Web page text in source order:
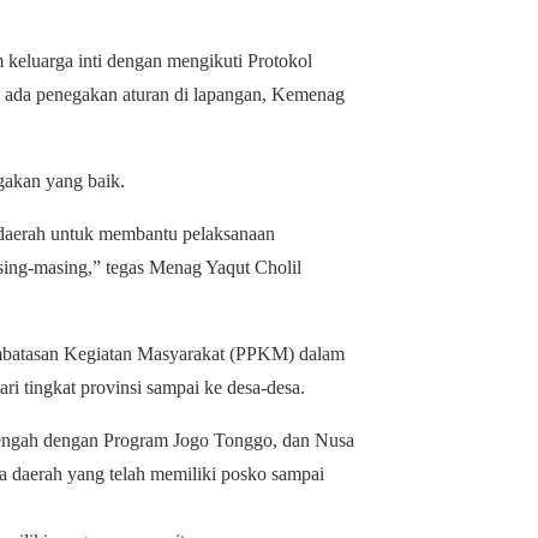
keluarga inti dengan mengikuti Protokol
penegakan aturan di lapangan, Kemenag
yang baik.
untuk membantu pelaksanaan
masing,” tegas Menag Yaqut Cholil
Kegiatan Masyarakat (PPKM) dalam
tingkat provinsi sampai ke desa-desa.
dengan Program Jogo Tonggo, dan Nusa
daerah yang telah memiliki posko sampai